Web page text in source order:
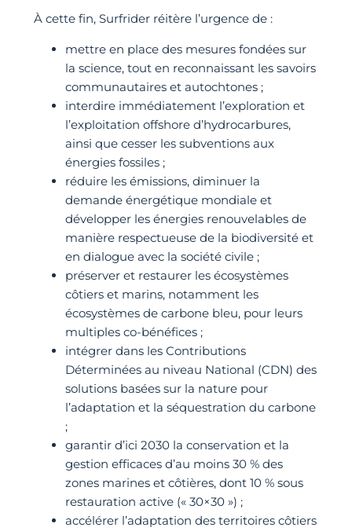
À cette fin, Surfrider réitère l’urgence de :
mettre en place des mesures fondées sur
la science, tout en reconnaissant les savoirs
communautaires et autochtones ;
interdire immédiatement l’exploration et
l’exploitation offshore d’hydrocarbures,
ainsi que cesser les subventions aux
énergies fossiles ;
réduire les émissions, diminuer la
demande énergétique mondiale et
développer les énergies renouvelables de
manière respectueuse de la biodiversité et
en dialogue avec la société civile ;
préserver et restaurer les écosystèmes
côtiers et marins, notamment les
écosystèmes de carbone bleu, pour leurs
multiples co-bénéfices ;
intégrer dans les Contributions
Déterminées au niveau National (CDN) des
solutions basées sur la nature pour
l’adaptation et la séquestration du carbone
;
garantir d’ici 2030 la conservation et la
gestion efficaces d’au moins 30 % des
zones marines et côtières, dont 10 % sous
restauration active (« 30×30 ») ;
accélérer l’adaptation des territoires côtiers